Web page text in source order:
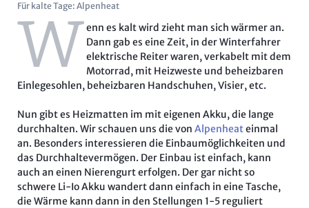
Für kalte Tage: Alpenheat
Wenn es kalt wird zieht man sich wärmer an.
Dann gab es eine Zeit, in der Winterfahrer
elektrische Reiter waren, verkabelt mit dem
Motorrad, mit Heizweste und beheizbaren
Einlegesohlen, beheizbaren Handschuhen, Visier, etc.
Nun gibt es Heizmatten im mit eigenen Akku, die lange
durchhalten. Wir schauen uns die von Alpenheateinmal
an. Besonders interessieren die Einbaumöglichkeiten und
das Durchhaltevermögen. Der Einbau ist einfach, kann
auch an einen Nierengurt erfolgen. Der gar nicht so
schwere Li-Io Akku wandert dann einfach in eine Tasche,
die Wärme kann dann in den Stellungen 1-5 reguliert